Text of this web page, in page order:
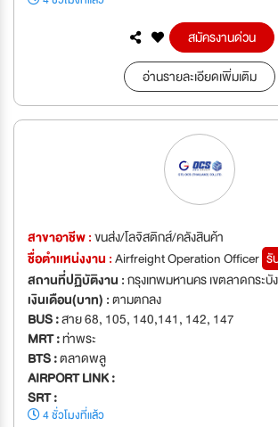
สมัครงานด่วน
อ่านรายละเอียดเพิ่มเติม
สาขาอาชีพ :ขนส่ง/โลจิสติกส์/คลังสินค้า
ชื่อตำเเหน่งงาน :Airfreight Operation Officer รั
สถานที่ปฏิบัติงาน :กรุงเทพมหานคร เขตลาดกระบัง
เงินเดือน(บาท) :ตามตกลง
BUS :สาย 68, 105, 140,141, 142, 147
MRT :ท่าพระ
BTS :ตลาดพลู
AIRPORT LINK :
SRT :
4 ชั่วโมงที่แล้ว